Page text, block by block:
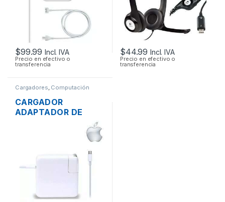
DE PODER
$99.99 Incl. IVA
Precio en efectivo o
transferencia
$44.99 Incl. IVA
Precio en efectivo o
transferencia
Cargadores, Computación
CARGADOR
ADAPTADOR DE
ENERGÍA MAC APPLE
MACBOOK PRO USB-
C 20V 3A 61W